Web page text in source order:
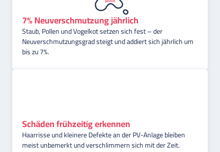
7% Neuverschmutzung jährlich
Staub, Pollen und Vogelkot setzen sich fest – der
Neuverschmutzungsgrad steigt und addiert sich jährlich um
bis zu 7%.
Schäden frühzeitig erkennen
Haarrisse und kleinere Defekte an der PV-Anlage bleiben
meist unbemerkt und verschlimmern sich mit der Zeit.